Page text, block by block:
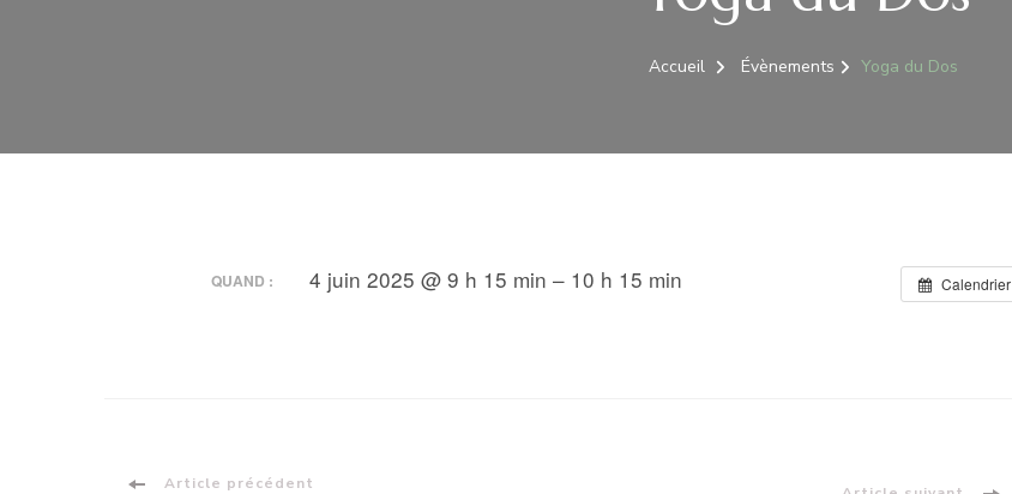
Accueil Évènements Yoga du Dos
Calendrier
QUAND : 4 juin 2025 @ 9 h 15 min – 10 h 15 min
Article précédent